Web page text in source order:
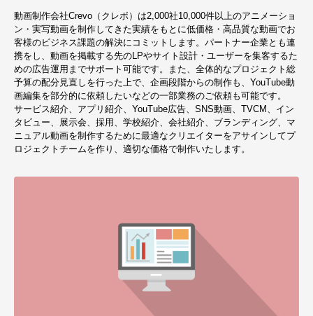
動画制作会社Crevo（クレボ）は2,000社10,000件以上のアニメーショ
ン・実写動画を制作してきた実績をもとに低価格・高品質な動画でお
客様のビジネス課題の解決にコミットします。パートナー企業とも連
携をし、動画を掲載する先のLPやサイト設計・ユーザーを集客するた
めの広告運用までサポート可能です。また、全体的なプロジェクト総
予算の配分見直しを行った上で、企画段階からの制作も、YouTube動
画編集を部分的に依頼したいなどの一部業務のご依頼も可能です。
サービス紹介、アプリ紹介、YouTube広告、SNS動画、TVCM、イン
タビュー、展示会、採用、学校紹介、会社紹介、ブランディング、マ
ニュアル動画を制作するために最適なクリエイターをアサインしてプ
ロジェクトチームを作り、適切な価格で制作いたします。